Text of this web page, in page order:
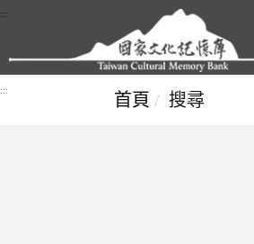
跳到主要內容區塊
:::
::: 首頁 搜尋